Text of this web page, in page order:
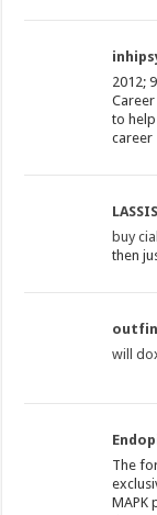
2012;
to
career
buy
then
will
The
MAPK